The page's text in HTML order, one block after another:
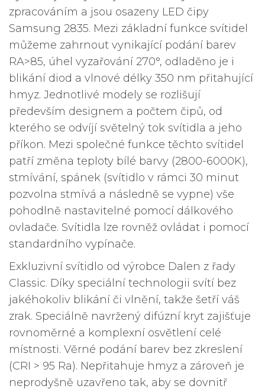
zpracováním a jsou osazeny LED čipy
Samsung 2835. Mezi základní funkce svítidel
můžeme zahrnout vynikající podání barev
RA>85, úhel vyzařování 270°, odladěno je i
blikání diod a vlnové délky 350 nm přitahující
hmyz. Jednotlivé modely se rozlišují
především designem a počtem čipů, od
kterého se odvíjí světelný tok svítidla a jeho
příkon. Mezi společné funkce těchto svítidel
patří změna teploty bílé barvy (2800-6000K),
stmívání, spánek (svítidlo v rámci 30 minut
pozvolna stmívá a následně se vypne) vše
pohodlně nastavitelné pomocí dálkového
ovladače. Svítidla lze rovněž ovládat i pomocí
standardního vypínače.
Exkluzivní svítidlo od výrobce Dalen z řady
Classic. Díky speciální technologii svítí bez
jakéhokoliv blikání či vlnění, takže šetří váš
zrak. Speciálně navržený difúzní kryt zajišťuje
rovnoměrné a komplexní osvětlení celé
místnosti. Věrné podání barev bez zkreslení
(CRI > 95 Ra). Nepřitahuje hmyz a zároveň je
neprodyšně uzavřeno tak, aby se dovnitř